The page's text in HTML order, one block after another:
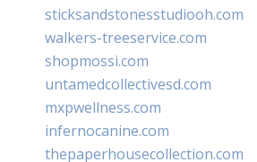
sticksandstonesstudiooh.com
walkers-treeservice.com
shopmossi.com
untamedcollectivesd.com
mxpwellness.com
infernocanine.com
thepaperhousecollection.com